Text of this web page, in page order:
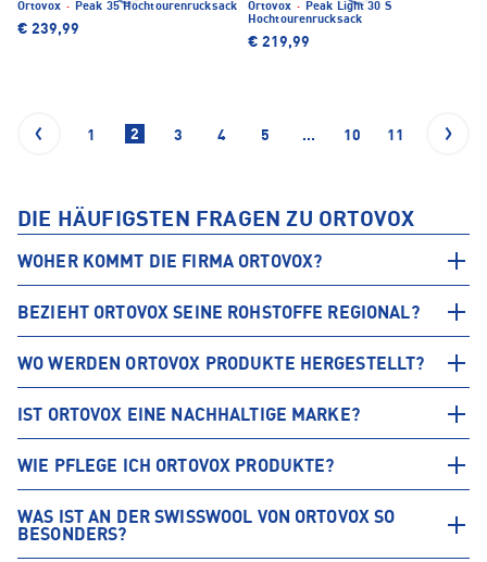
Ortovox · Peak 35 Hochtourenrucksack
€ 239,99
Ortovox · Peak Light 30 S
Hochtourenrucksack
€ 219,99
1 2 3 4 5 ... 10 11
DIE HÄUFIGSTEN FRAGEN ZU ORTOVOX
WOHER KOMMT DIE FIRMA ORTOVOX?
BEZIEHT ORTOVOX SEINE ROHSTOFFE REGIONAL?
WO WERDEN ORTOVOX PRODUKTE HERGESTELLT?
IST ORTOVOX EINE NACHHALTIGE MARKE?
WIE PFLEGE ICH ORTOVOX PRODUKTE?
WAS IST AN DER SWISSWOOL VON ORTOVOX SO
BESONDERS?